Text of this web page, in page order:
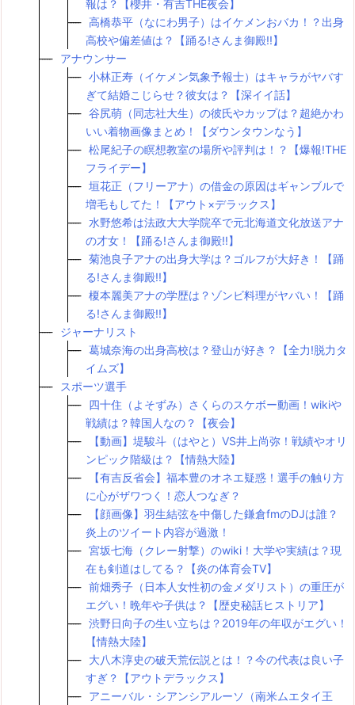
報は？【櫻井・有吉THE夜会】
高橋恭平（なにわ男子）はイケメンおバカ！？出身
高校や偏差値は？【踊る!さんま御殿!!】
アナウンサー
小林正寿（イケメン気象予報士）はキャラがヤバす
ぎて結婚こじらせ？彼女は？【深イイ話】
谷尻萌（同志社大生）の彼氏やカップは？超絶かわ
いい着物画像まとめ！【ダウンタウンなう】
松尾紀子の瞑想教室の場所や評判は！？【爆報!THE
フライデー】
垣花正（フリーアナ）の借金の原因はギャンブルで
増毛もしてた！【アウト×デラックス】
水野悠希は法政大大学院卒で元北海道文化放送アナ
の才女！【踊る!さんま御殿!!】
菊池良子アナの出身大学は？ゴルフが大好き！【踊
る!さんま御殿!!】
榎本麗美アナの学歴は？ゾンビ料理がヤバい！【踊
る!さんま御殿!!】
ジャーナリスト
葛城奈海の出身高校は？登山が好き？【全力!脱力タ
イムズ】
スポーツ選手
四十住（よそずみ）さくらのスケボー動画！wikiや
戦績は？韓国人なの？【夜会】
【動画】堤駿斗（はやと）VS井上尚弥！戦績やオリ
ンピック階級は？【情熱大陸】
【有吉反省会】福本豊のオネエ疑惑！選手の触り方
に心がザワつく！恋人つなぎ？
【顔画像】羽生結弦を中傷した鎌倉fmのDJは誰？
炎上のツイート内容が過激！
宮坂七海（クレー射撃）のwiki！大学や実績は？現
在も剣道はしてる？【炎の体育会TV】
前畑秀子（日本人女性初の金メダリスト）の重圧が
エグい！晩年や子供は？【歴史秘話ヒストリア】
渋野日向子の生い立ちは？2019年の年収がエグい！
【情熱大陸】
大八木淳史の破天荒伝説とは！？今の代表は良い子
すぎ？【アウトデラックス】
アニーバル・シアンシアルーソ（南米ムエタイ王